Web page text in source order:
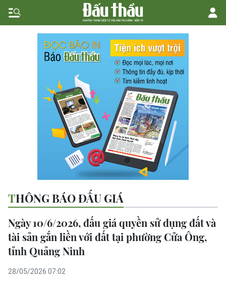
THÔNG BÁO ĐẤU GIÁ
Ngày 10/6/2026, đấu giá quyền sử dụng đất và
tài sản gắn liền với đất tại phường Cửa Ông,
tỉnh Quảng Ninh
28/05/2026 07:02